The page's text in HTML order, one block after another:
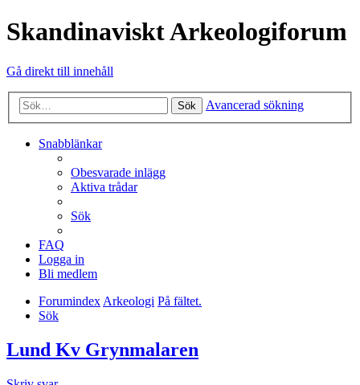
Skandinaviskt Arkeologiforum
Gå direkt till innehåll
Sök Avancerad sökning
Snabblänkar
Obesvarade inlägg
Aktiva trådar
Sök
FAQ
Logga in
Bli medlem
ForumindexArkeologi På fältet.
Sök
Lund Kv Grynmalaren